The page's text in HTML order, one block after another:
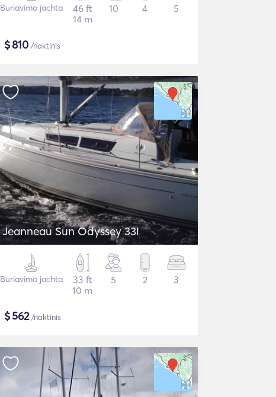
Buriavimo jachta
46 ft
14 m
10 4 5
$810 /naktinis
Jeanneau Sun Odyssey 33i
Buriavimo jachta
33 ft
10 m
5 2 3
$562/naktinis